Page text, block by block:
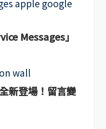
Messages」
新登場！留言變